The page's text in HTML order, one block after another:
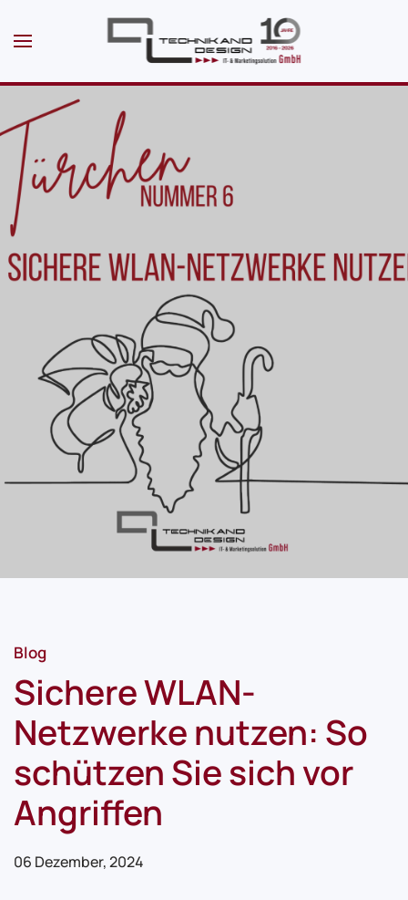
Skip to main content
Blog
Sichere WLAN-
Netzwerke nutzen: So
schützen Sie sich vor
Angriffen
06 Dezember, 2024